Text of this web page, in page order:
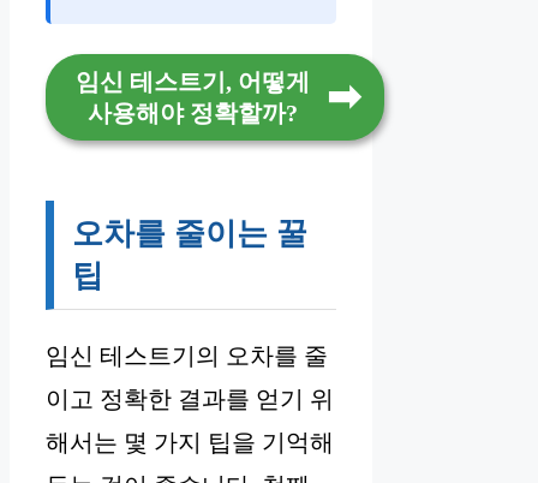
임신 테스트기, 어떻게
사용해야 정확할까?
오차를 줄이는 꿀
팁
임신 테스트기의 오차를 줄
이고 정확한 결과를 얻기 위
해서는 몇 가지 팁을 기억해